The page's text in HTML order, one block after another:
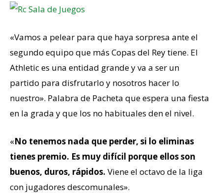
«Vamos a pelear para que haya sorpresa ante el
segundo equipo que más Copas del Rey tiene. El
Athletic es una entidad grande y va a ser un
partido para disfrutarlo y nosotros hacer lo
nuestro». Palabra de Pacheta que espera una fiesta
en la grada y que los no habituales den el nivel.
«No tenemos nada que perder, si lo eliminas
tienes premio. Es muy difícil porque ellos son
buenos, duros, rápidos. Viene el octavo de la liga
con jugadores descomunales».